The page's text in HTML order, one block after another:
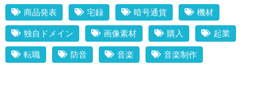
商品発表 宅録 暗号通貨 機材
独自ドメイン 画像素材 購入 起業
転職 防音 音楽 音楽制作